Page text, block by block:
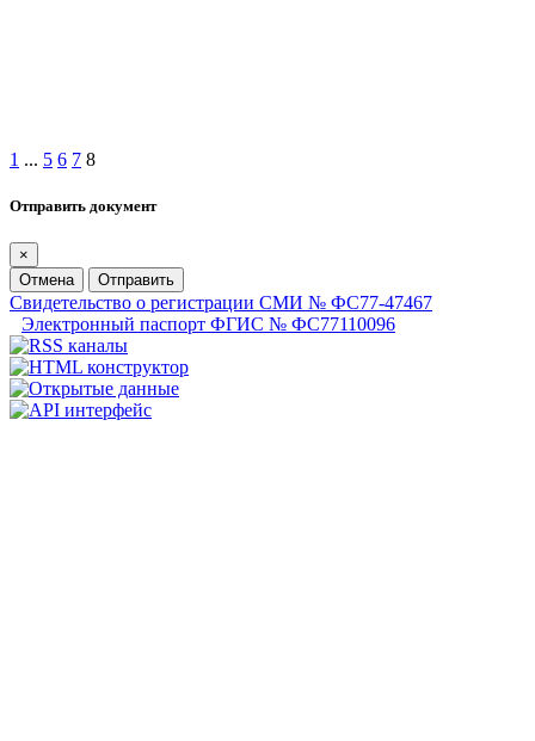
1 ... 5 6 7 8
Отправить документ
×
Отмена
Отправить
Свидетельство о регистрации СМИ № ФС77-47467
Электронный паспорт ФГИС № ФС77110096